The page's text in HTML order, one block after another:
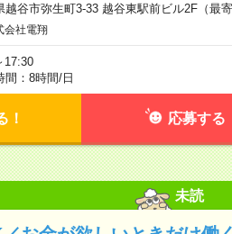
越谷市弥生町3-33 越谷東駅前ビル2F（最寄
会社電翔
17:30
間：8時間/日
！ 応募する
未読